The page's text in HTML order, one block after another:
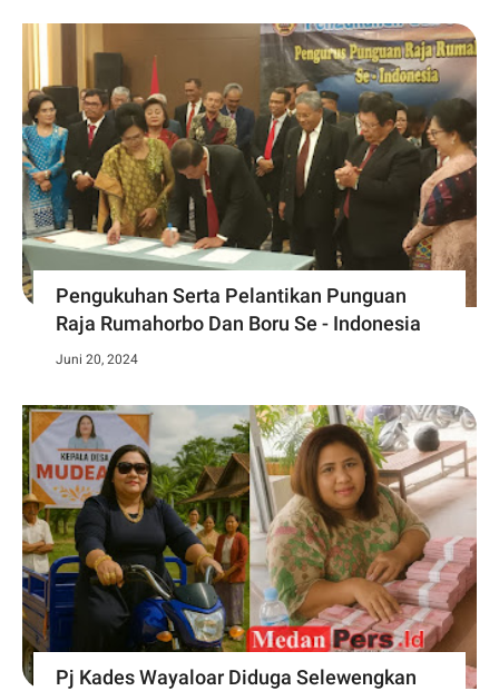
Pengukuhan Serta Pelantikan Punguan
Raja Rumahorbo Dan Boru Se - Indonesia
Juni 20, 2024
Pj Kades Wayaloar Diduga Selewengkan